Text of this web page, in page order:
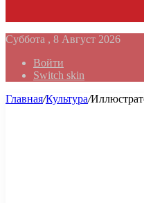
Суббота , 8 Август 2026
Войти
Switch skin
Главная/Культура/